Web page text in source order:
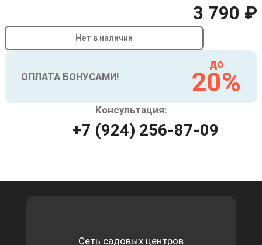
3 790 ₽
Нет в наличии
ОПЛАТА БОНУСАМИ!
до
20%
Консультация:
+7 (924) 256-87-09
Сеть садовых центров